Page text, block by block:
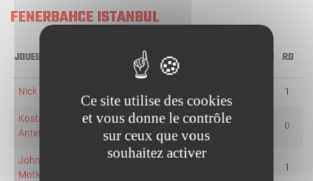
FENERBAHCE ISTANBUL
JOUEUR 2R/2T 3R/3T RO RD
Nick Calathes 1
Kostas
Antetokounmpo
6 1/1 0/0 100.0 0
Johnathan
Motley
1
Ce site utilise des cookies
et vous donne le contrôle
sur ceux que vous
souhaitez activer